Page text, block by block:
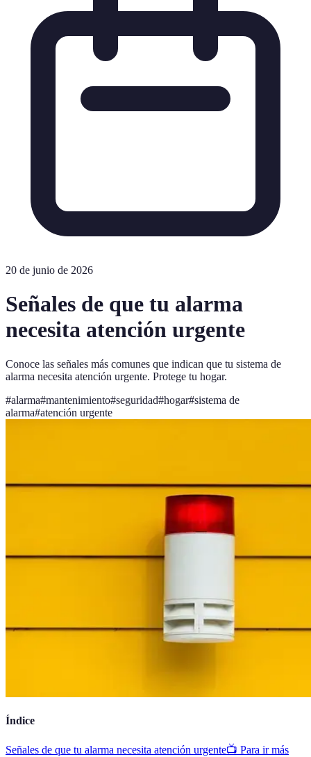
20 de junio de 2026
Señales de que tu alarma
necesita atención urgente
Conoce las señales más comunes que indican que tu sistema de
alarma necesita atención urgente. Protege tu hogar.
#alarma#mantenimiento#seguridad#hogar#sistema de
alarma#atención urgente
Índice
Señales de que tu alarma necesita atención urgente📺 Para ir más